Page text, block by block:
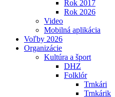
Rok 2017
Rok 2026
Video
Mobilná aplikácia
Voľby 2026
Organizácie
Kultúra a šport
DHZ
Folklór
Trnkári
Trnkárik